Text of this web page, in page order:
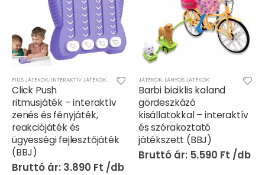
FIÚS JÁTÉKOK, INTERAKTÍV JÁTÉKOK,JÁTÉKOK LÁNYOS JÁTÉKOK
Click Push
ritmusjáték – interaktív
zenés és fényjáték,
reakciójáték és
ügyességi fejlesztőjáték
(BBJ)
3.890 Ft
JÁTÉKOK, LÁNYOS JÁTÉKOK
Barbi biciklis kaland
gördeszkázó
kisállatokkal – interaktív
és szórakoztató
játékszett (BBJ)
5.590 Ft